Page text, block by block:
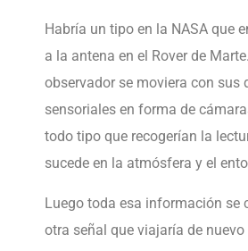
Habría un tipo en la NASA que
a la antena en el Rover de
observador se moviera con sus
sensoriales en forma de
todo tipo que recogerían la
sucede en la atmósfera y el
Luego toda esa información se
otra señal que viajaría de nuevo